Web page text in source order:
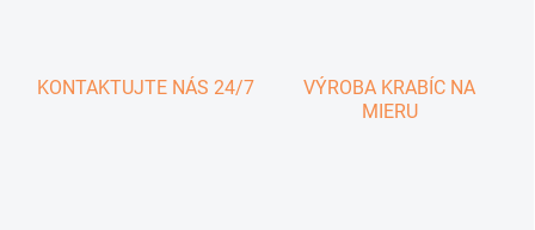
KONTAKTUJTE NÁS 24/7
VÝROBA KRABÍC NA
MIERU